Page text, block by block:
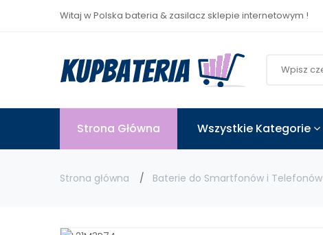
Witaj w Polska bateria & zasilacz sklepie internetowym !
Strona Główna Wszystkie Kategorie
Strona główna Baterie do Smartfonów i Telefonów